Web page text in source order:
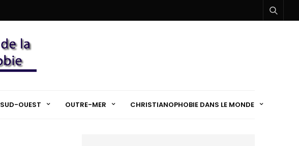
SUD-OUEST OUTRE-MER CHRISTIANOPHOBIE DANS LE MONDE